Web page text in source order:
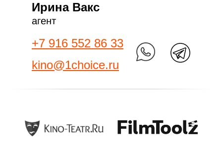
Ирина Вакс
+7 916 552 86 33
kino@1choice.ru
агент